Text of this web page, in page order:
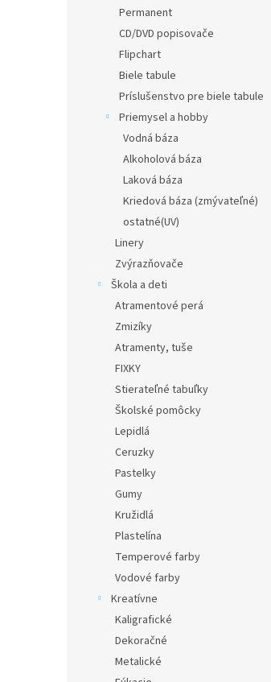
Permanent
CD/DVD popisovače
Flipchart
Biele tabule
Príslušenstvo pre biele tabule
Priemysel a hobby
Vodná báza
Alkoholová báza
Laková báza
Kriedová báza (zmývateľné)
ostatné(UV)
Linery
Zvýrazňovače
Škola a deti
Atramentové perá
Zmizíky
Atramenty, tuše
FIXKY
Stierateľné tabuľky
Školské pomôcky
Lepidlá
Ceruzky
Pastelky
Gumy
Kružidlá
Plastelína
Temperové farby
Vodové farby
Kreatívne
Kaligrafické
Dekoračné
Metalické